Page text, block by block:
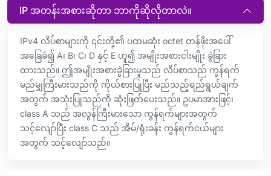
IP အတန်းအစားဆိုတာ ဘာကိုဆိုလိုတာလဲ။
IPv4 လိပ်စာများကို ၎င်းတို့၏ ပထမဆုံး octet တန်ဖိုးအပေါ်
အခြေခံ၍ A၊ B၊ C၊ D နှင့် E ဟူ၍ အမျိုးအစားငါးမျိုး ခွဲခြား
ထားသည်။ ဤအမျိုးအစားခွဲခြားမှုသည် လိပ်စာသည် ကွန်ရက်
မည်မျှကြီးမားသည်ကို ကိုယ်စားပြုပြီး မည်သည့်ရည်ရွယ်ချက်
အတွက် အသုံးပြုသည်ကို ဆုံးဖြတ်ပေးသည်။ ဥပမာအားဖြင့်၊
class A သည် အလွန်ကြီးမားသော ကွန်ရက်များအတွက်
သင့်လျော်ပြီး class C သည် အိမ်/ရုံးခန်း ကွန်ရက်ငယ်များ
အတွက် သင့်လျော်သည်။